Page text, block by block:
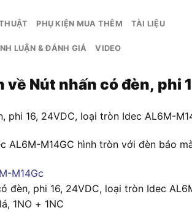
PHỤ KIỆN MUA THÊM TÀI LIỆU
LUẬN & ĐÁNH GIÁ VIDEO
về Nút nhấn có đèn, phi
phi 16, 24VDC, loại tròn Idec AL6M-
AL6M-M14GC hình tròn với đèn báo
đèn, phi 16, 24VDC, loại tròn Idec
1NO + 1NC